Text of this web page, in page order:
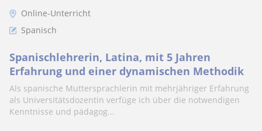
Online-Unterricht
Spanisch
Spanischlehrerin, Latina, mit 5 Jahren
Erfahrung und einer dynamischen Methodik
Als spanische Muttersprachlerin mit mehrjähriger Erfahrung
als Universitätsdozentin verfüge ich über die notwendigen
Kenntnisse und pädagog...